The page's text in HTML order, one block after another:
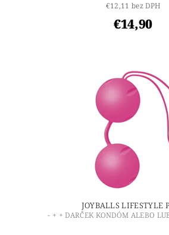
€12,11 bez DPH
€14,90
JOYBALLS LIFESTYLE
- + + DARČEK KONDÓM ALEBO